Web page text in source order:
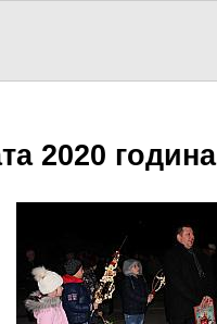
2020 година